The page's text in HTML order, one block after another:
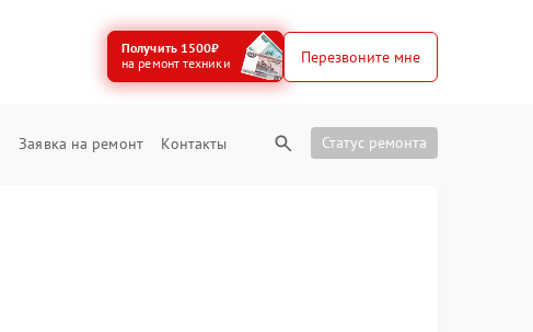
Получить 1500₽
на ремонт техники
Перезвоните мне
Заявка на ремонт Контакты Статус ремонта